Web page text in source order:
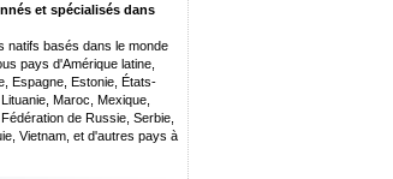
et spécialisés dans
natifs basés dans le monde
pays d'Amérique latine,
Espagne, Estonie, États-
Maroc, Mexique,
de Russie, Serbie,
Vietnam, et d'autres pays à